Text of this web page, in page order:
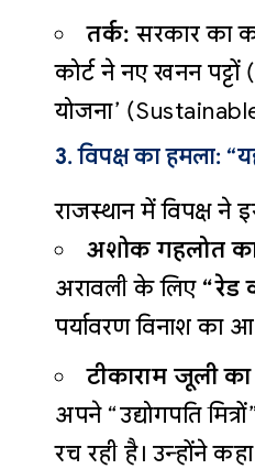
तर्क: सरकार का
कोर्ट ने नए खनन
योजना’
3. विपक्ष का हमला:
राजस्थान में विपक्ष ने
अशोक गहलोत
अरावली के लिए“रेड
पर्यावरण विनाश का
टीकाराम जूली
अपने “उद्योगपति
रच रही है। उन्होंने